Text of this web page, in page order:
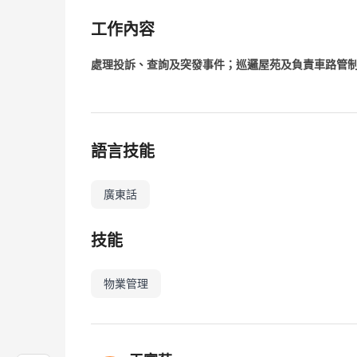
工作內容
處理投訴、查詢及突發事件；巡邏屋苑及負責車路管
語言技能
廣東話
技能
物業管理